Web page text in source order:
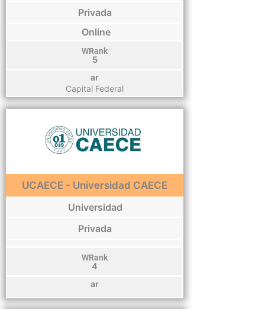
Privada
Online
WRank
5
ar
Capital Federal
UCAECE - Universidad CAECE
Universidad
Privada
WRank
4
ar